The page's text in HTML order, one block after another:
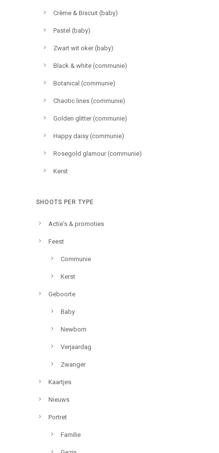
Crème & Biscuit (baby)
Pastel (baby)
Zwart wit oker (baby)
Black & white (communie)
Botanical (communie)
Chaotic lines (communie)
Golden glitter (communie)
Happy daisy (communie)
Rosegold glamour (communie)
Kerst
SHOOTS PER TYPE
Actie's & promoties
Feest
Communie
Kerst
Geboorte
Baby
Newborn
Verjaardag
Zwanger
Kaartjes
Nieuws
Portret
Familie